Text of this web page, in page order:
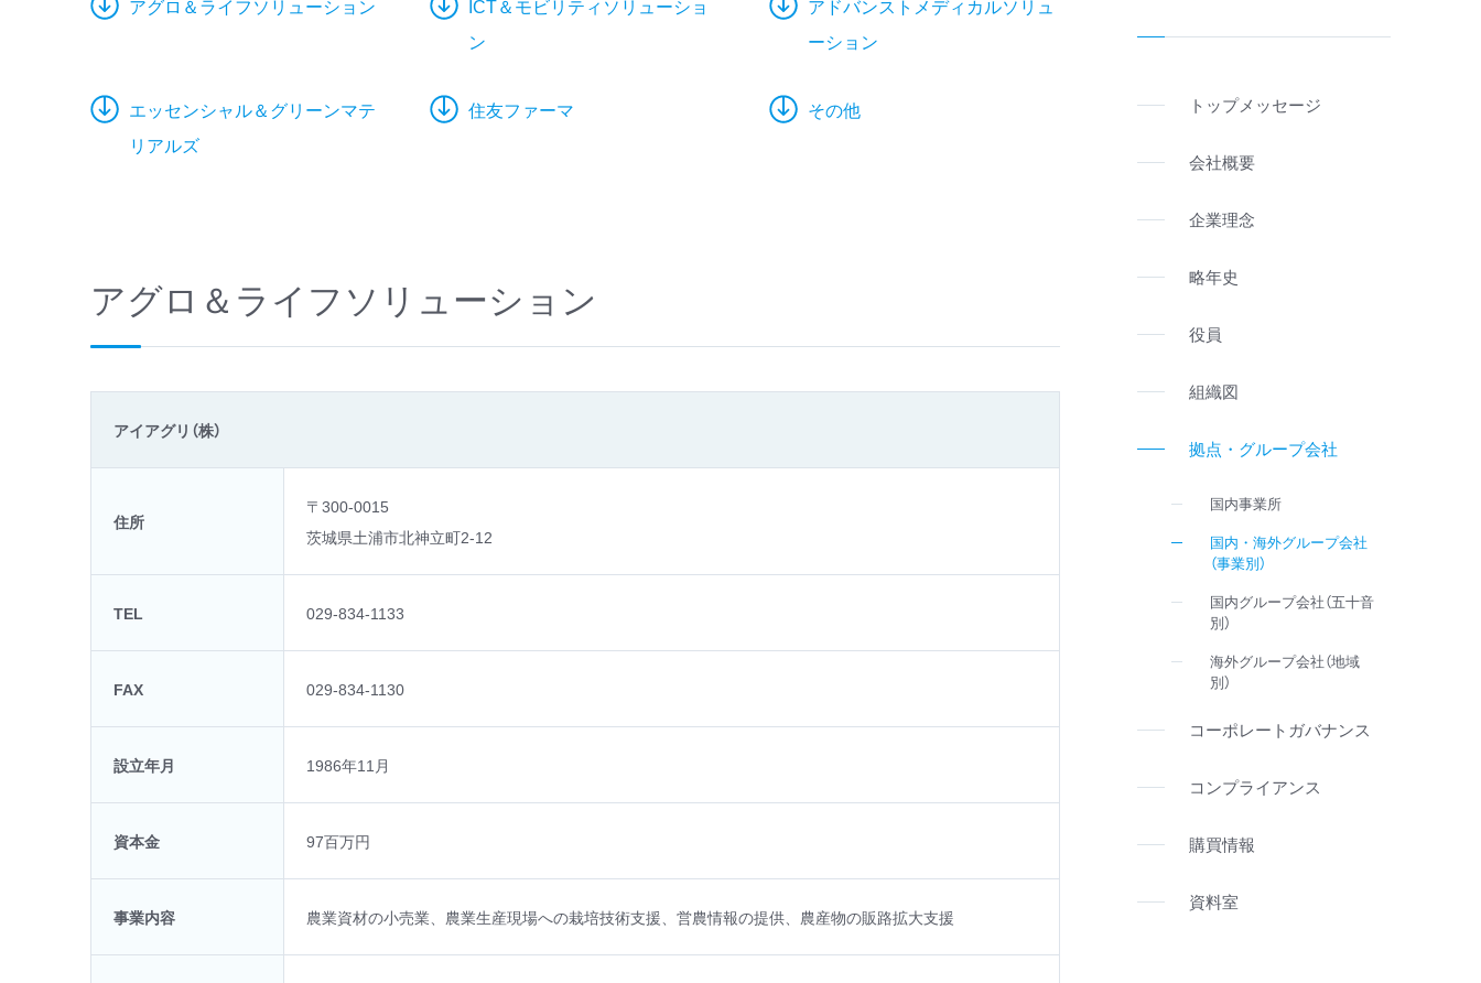
アグロ＆ライフソリューション
ICT＆モビリティソリューショ
ン
アドバンストメディカルソリュ
ーション
エッセンシャル＆グリーンマテ
リアルズ
住友ファーマ その他
アグロ＆ライフソリューション
アイアグリ（株）
住所
〒300-0015
茨城県土浦市北神立町2-12
TEL 029-834-1133
FAX 029-834-1130
設立年月 1986年11月
資本金 97百万円
事業内容 農業資材の小売業、農業生産現場への栽培技術支援、営農情報の提供、農産物の販路拡大支援
トップメッセージ
会社概要
企業理念
略年史
役員
組織図
拠点・グループ会社
国内事業所
国内・海外グループ会社
（事業別）
国内グループ会社（五十音
別）
海外グループ会社（地域
別）
コーポレートガバナンス
コンプライアンス
購買情報
資料室